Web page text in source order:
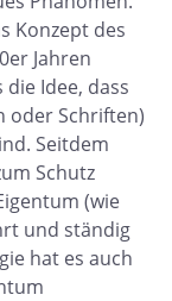
Konzept des
Jahren
Idee, dass
oder Schriften)
Seitdem
Schutz
(wie
und ständig
hat es auch